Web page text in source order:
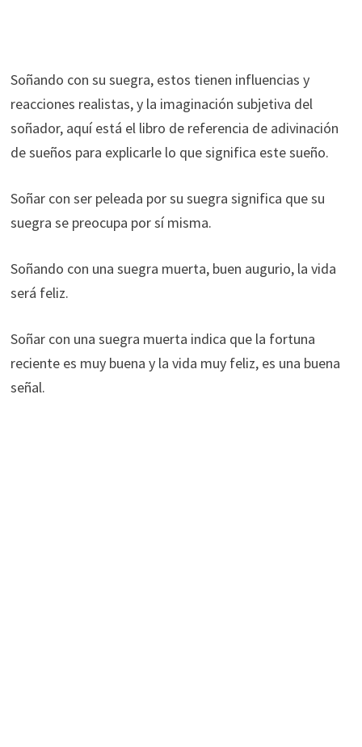
Soñando con su suegra, estos tienen influencias y
reacciones realistas, y la imaginación subjetiva del
soñador, aquí está el libro de referencia de adivinación
de sueños para explicarle lo que significa este sueño.
Soñar con ser peleada por su suegra significa que su
suegra se preocupa por sí misma.
Soñando con una suegra muerta, buen augurio, la vida
será feliz.
Soñar con una suegra muerta indica que la fortuna
reciente es muy buena y la vida muy feliz, es una buena
señal.